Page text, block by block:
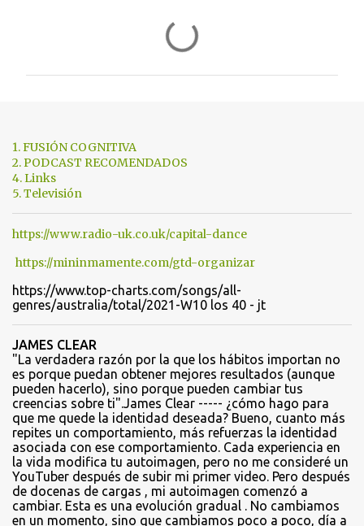
a
r
o
1. FUSIÓN COGNITIVA
2. PODCAST RECOMENDADOS
4. Links
5. Televisión
https://www.radio-uk.co.uk/capital-dance
https://mininmamente.com/gtd-organizar
https://www.top-charts.com/songs/all-
genres/australia/total/2021-W10 los 40 - jt
JAMES CLEAR
"La verdadera razón por la que los hábitos importan no
es porque puedan obtener mejores resultados (aunque
pueden hacerlo), sino porque pueden cambiar tus
creencias sobre ti".James Clear ----- ¿cómo hago para
que me quede la identidad deseada? Bueno, cuanto más
repites un comportamiento, más refuerzas la identidad
asociada con ese comportamiento. Cada experiencia en
la vida modifica tu autoimagen, pero no me consideré un
YouTuber después de subir mi primer video. Pero después
de docenas de cargas , mi autoimagen comenzó a
cambiar. Esta es una evolución gradual . No cambiamos
en un momento, sino que cambiamos poco a poco, día a